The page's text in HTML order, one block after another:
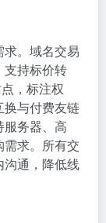
。域名交易
支持标价转
，标注权
换与付费友链
务器、高
求。所有交
沟通，降低线